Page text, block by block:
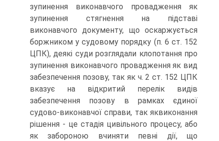
зупинення виконавчого провадження як
зупинення стягнення на підставі
виконавчого документу, що оскаржується
боржником у судовому порядку (п. 6 ст. 152
ЦПК), деякі суди розглядали клопотання про
зупинення виконавчого провадження як вид
забезпечення позову, так як ч. 2 ст. 152 ЦПК
вказує на відкритий перелік видів
забезпечення позову в рамках єдиної
судово-виконавчої справи, так яквиконання
рішення - це стадія цивільного процесу, або
як забороною вчиняти певні дії, що